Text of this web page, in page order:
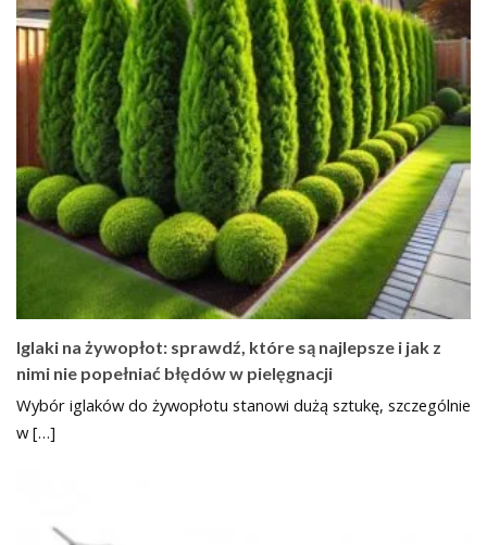
Iglaki na żywopłot: sprawdź, które są najlepsze i jak z
nimi nie popełniać błędów w pielęgnacji
Wybór iglaków do żywopłotu stanowi dużą sztukę, szczególnie
w […]